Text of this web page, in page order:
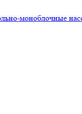
моноблочные